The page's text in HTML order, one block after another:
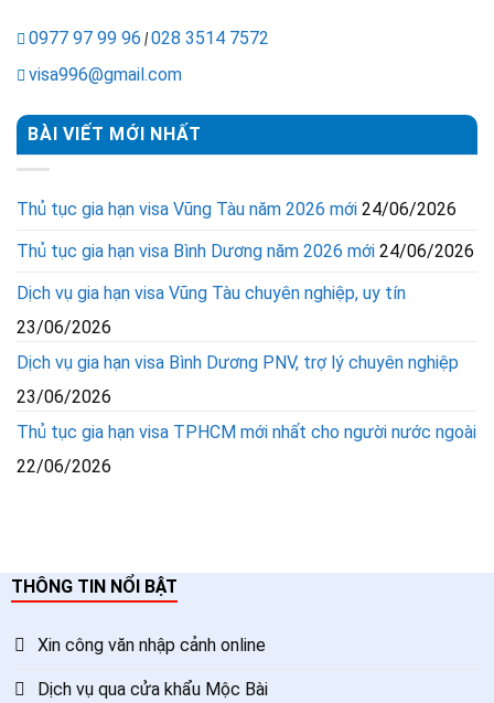
0977 97 99 96 |028 3514 7572
visa996@gmail.com
BÀI VIẾT MỚI NHẤT
Thủ tục gia hạn visa Vũng Tàu năm 2026 mới 24/06/2026
Thủ tục gia hạn visa Bình Dương năm 2026 mới 24/06/2026
Dịch vụ gia hạn visa Vũng Tàu chuyên nghiệp, uy tín
23/06/2026
Dịch vụ gia hạn visa Bình Dương PNV, trợ lý chuyên nghiệp
23/06/2026
Thủ tục gia hạn visa TPHCM mới nhất cho người nước ngoài
22/06/2026
THÔNG TIN NỔI BẬT
Xin công văn nhập cảnh online
Dịch vụ qua cửa khẩu Mộc Bài